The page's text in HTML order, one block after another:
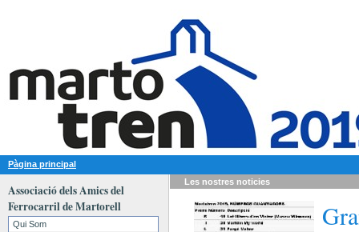
Pàgina principal
Associació dels Amics del
Ferrocarril de Martorell
Qui Som
Les nostres noticies